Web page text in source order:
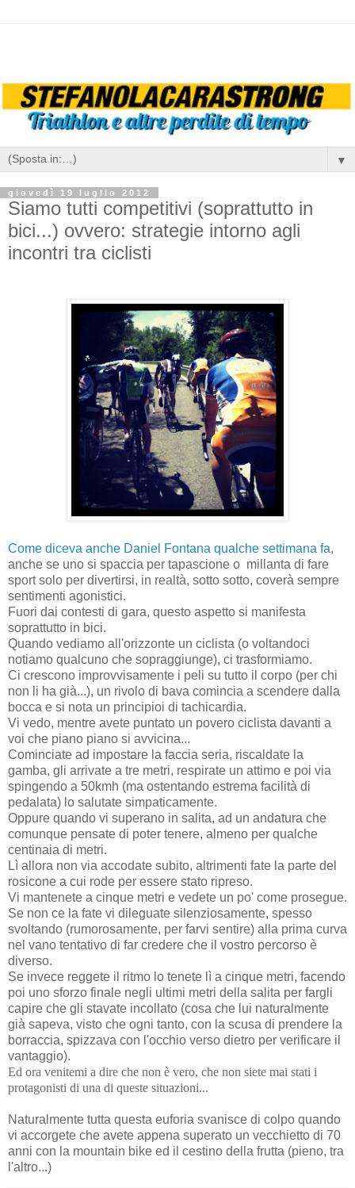
▼
giovedì 19 luglio 2012
Siamo tutti competitivi (soprattutto in
bici...) ovvero: strategie intorno agli
incontri tra ciclisti
Come diceva anche Daniel Fontana qualche settimana fa,
anche se uno si spaccia per tapascione o millanta di fare
sport solo per divertirsi, in realtà, sotto sotto, coverà sempre
sentimenti agonistici.
Fuori dai contesti di gara, questo aspetto si manifesta
soprattutto in bici.
Quando vediamo all'orizzonte un ciclista (o voltandoci
notiamo qualcuno che sopraggiunge), ci trasformiamo.
Ci crescono improvvisamente i peli su tutto il corpo (per chi
non li ha già...), un rivolo di bava comincia a scendere dalla
bocca e si nota un principioi di tachicardia.
Vi vedo, mentre avete puntato un povero ciclista davanti a
voi che piano piano si avvicina...
Cominciate ad impostare la faccia seria, riscaldate la
gamba, gli arrivate a tre metri, respirate un attimo e poi via
spingendo a 50kmh (ma ostentando estrema facilità di
pedalata) lo salutate simpaticamente.
Oppure quando vi superano in salita, ad un andatura che
comunque pensate di poter tenere, almeno per qualche
centinaia di metri.
Lì allora non via accodate subito, altrimenti fate la parte del
rosicone a cui rode per essere stato ripreso.
Vi mantenete a cinque metri e vedete un po' come prosegue.
Se non ce la fate vi dileguate silenziosamente, spesso
svoltando (rumorosamente, per farvi sentire) alla prima curva
nel vano tentativo di far credere che il vostro percorso è
diverso.
Se invece reggete il ritmo lo tenete lì a cinque metri, facendo
poi uno sforzo finale negli ultimi metri della salita per fargli
capire che gli stavate incollato (cosa che lui naturalmente
già sapeva, visto che ogni tanto, con la scusa di prendere la
borraccia, spizzava con l'occhio verso dietro per verificare il
vantaggio).
Ed ora venitemi a dire che non è vero, che non siete mai stati i
protagonisti di una di queste situazioni...
Naturalmente tutta questa euforia svanisce di colpo quando
vi accorgete che avete appena superato un vecchietto di 70
anni con la mountain bike ed il cestino della frutta (pieno, tra
l'altro...)